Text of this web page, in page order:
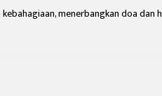
menerbangkan doa dan